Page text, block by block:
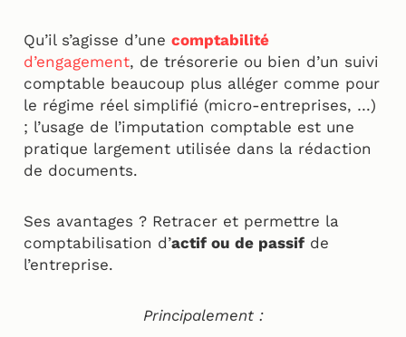
Qu’il s’agisse d’une comptabilité
d’engagement, de trésorerie ou bien d’un suivi
comptable beaucoup plus alléger comme pour
le régime réel simplifié (micro-entreprises, …)
; l’usage de l’imputation comptable est une
pratique largement utilisée dans la rédaction
de documents.
Ses avantages ? Retracer et permettre la
comptabilisation d’actif ou de passif de
l’entreprise.
Principalement :